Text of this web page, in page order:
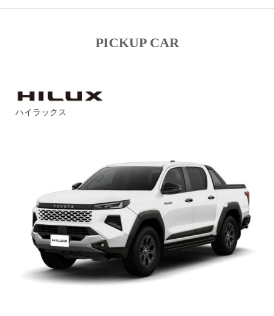
PICKUP CAR
ハイラックス